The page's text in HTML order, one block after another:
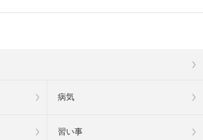
病気
習い事